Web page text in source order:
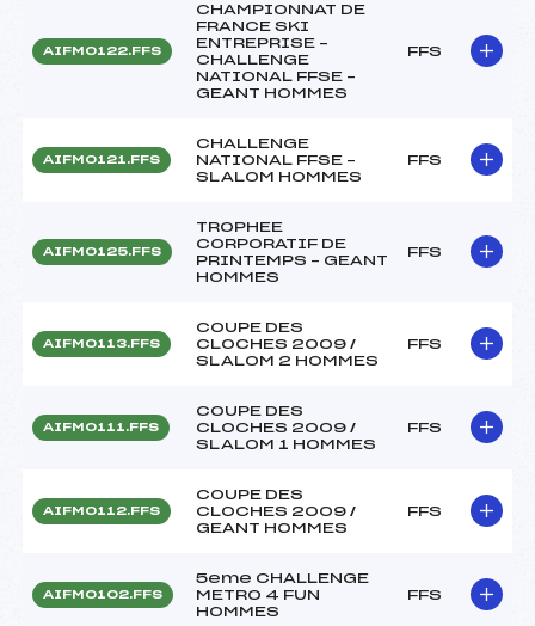
AIFM0122.FFS
CHAMPIONNAT DE
FRANCE SKI
ENTREPRISE –
CHALLENGE
NATIONAL FFSE –
GEANT HOMMES
FFS
AIFM0121.FFS
CHALLENGE
NATIONAL FFSE –
SLALOM HOMMES
FFS
AIFM0125.FFS
TROPHEE
CORPORATIF DE
PRINTEMPS – GEANT
HOMMES
FFS
AIFM0113.FFS
COUPE DES
CLOCHES 2009 /
SLALOM 2 HOMMES
FFS
AIFM0111.FFS
COUPE DES
CLOCHES 2009 /
SLALOM 1 HOMMES
FFS
AIFM0112.FFS
COUPE DES
CLOCHES 2009 /
GEANT HOMMES
FFS
AIFM0102.FFS
5eme CHALLENGE
METRO 4 FUN
HOMMES
FFS